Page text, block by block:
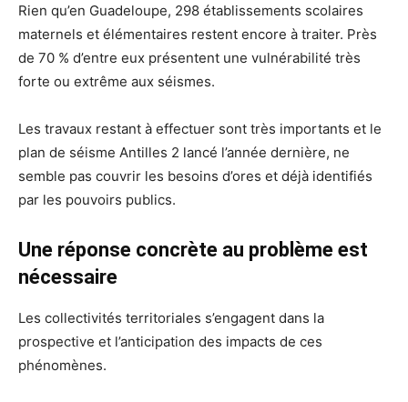
Rien qu’en Guadeloupe, 298 établissements scolaires
maternels et élémentaires restent encore à traiter. Près
de 70 % d’entre eux présentent une vulnérabilité très
forte ou extrême aux séismes.
Les travaux restant à effectuer sont très importants et le
plan de séisme Antilles 2 lancé l’année dernière, ne
semble pas couvrir les besoins d’ores et déjà identifiés
par les pouvoirs publics.
Une réponse concrète au problème est
nécessaire
Les collectivités territoriales s’engagent dans la
prospective et l’anticipation des impacts de ces
phénomènes.